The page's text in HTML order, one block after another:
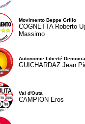
Movimento Beppe Grillo
COGNETTA Roberto
Massimo
Autonomie Liberté
GUICHARDAZ Jean
Val d'Outa
CAMPION Eros